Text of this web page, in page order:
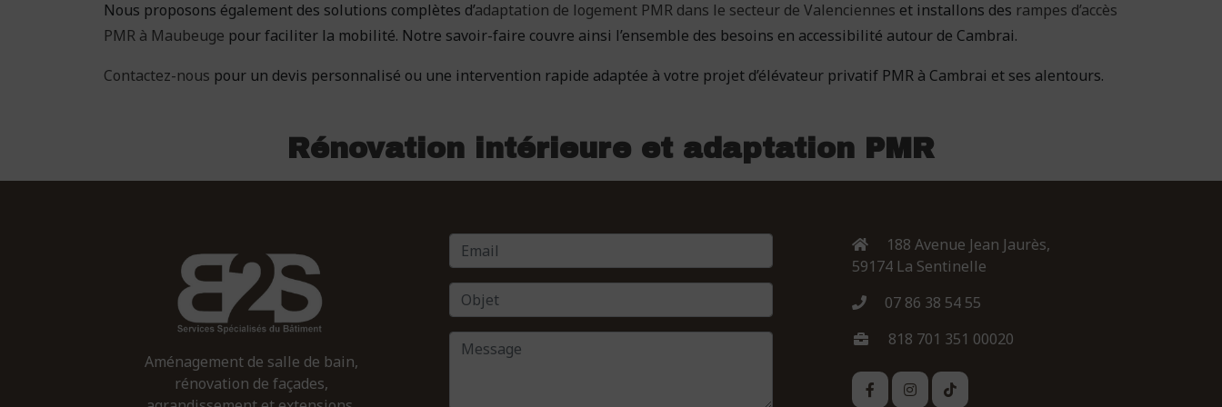
Nous proposons également des solutions complètes d’adaptation de logement PMR dans le secteur de Valenciennes et installons des rampes d’accès
PMR à Maubeuge pour faciliter la mobilité. Notre savoir-faire couvre ainsi l’ensemble des besoins en accessibilité autour de Cambrai.
Contactez-nous pour un devis personnalisé ou une intervention rapide adaptée à votre projet d’élévateur privatif PMR à Cambrai et ses alentours.
Rénovation intérieure et adaptation PMR
Aménagement de salle de bain,
rénovation de façades,
188 Avenue Jean Jaurès,
59174 La Sentinelle
07 86 38 54 55
818 701 351 00020